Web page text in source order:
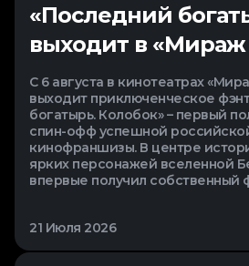
«Последний
выходит в
С 6 августа в кинотеатрах
выходит приключенческое
богатырь. Колобок» – первый
спин-офф успешной
кинофраншизы. В центре
ярких персонажей вселенной
впервые получил собственный
21 Июля 2026